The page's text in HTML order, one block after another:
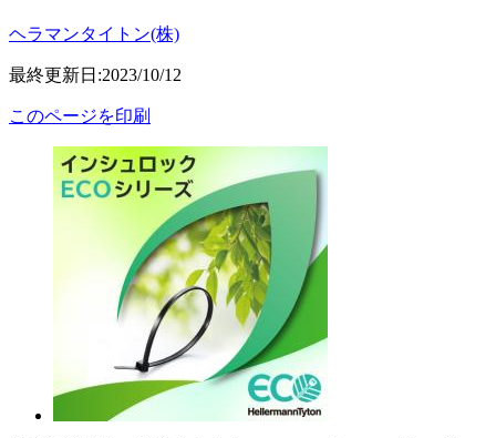
ヘラマンタイトン(株)
最終更新日:2023/10/12
このページを印刷